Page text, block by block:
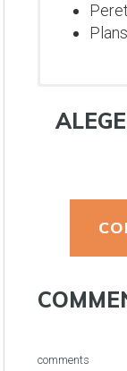
Lucrari
Lucrari
Lucrari
comments